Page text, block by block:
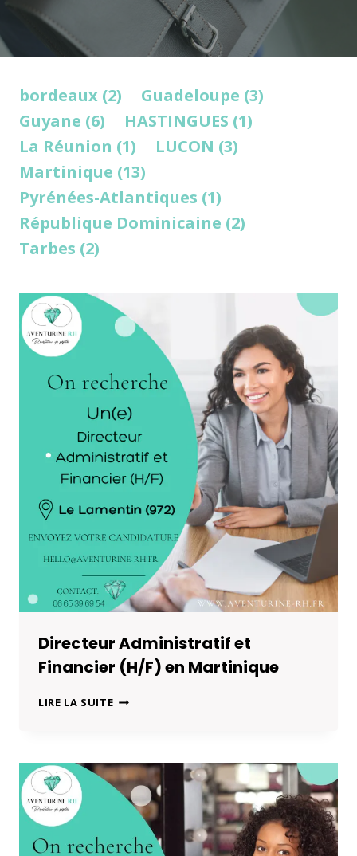
bordeaux (2)
Guadeloupe (3)
Guyane (6)
HASTINGUES (1)
La Réunion (1)
LUCON (3)
Martinique (13)
Pyrénées-Atlantiques (1)
République Dominicaine (2)
Tarbes (2)
Directeur Administratif et
Financier (H/F) en Martinique
LIRE LA SUITEDIRECTEUR
(H/F)
EN
MARTINIQUE